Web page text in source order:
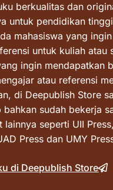
berkualitas dan
untuk pendidikan
mahasiswa yang
untuk kuliah atau
ingin mendapatkan
atau referensi
di Deepublish Store
bahkan sudah bekerja
lainnya seperti UII
Press dan UMY
di Deepublish Store